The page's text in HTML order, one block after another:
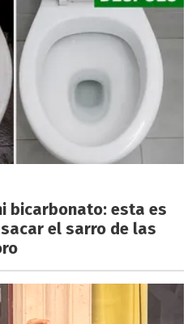
bicarbonato: esta es
sacar el sarro de las